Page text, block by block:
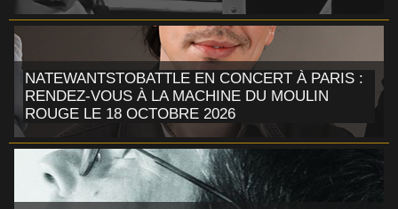
NATEWANTSTOBATTLE EN CONCERT À PARIS :
RENDEZ-VOUS À LA MACHINE DU MOULIN
ROUGE LE 18 OCTOBRE 2026